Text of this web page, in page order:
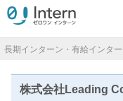
長期インターン・有給インタ
株式会社Leading